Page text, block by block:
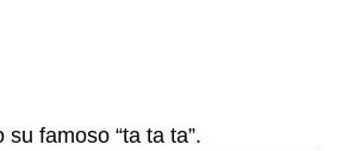
famoso “ta ta ta”.